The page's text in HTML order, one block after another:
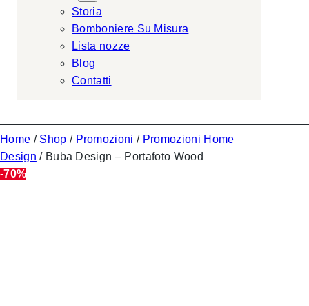
Storia
Bomboniere Su Misura
Lista nozze
Blog
Contatti
Home / Shop / Promozioni / Promozioni Home
Design / Buba Design – Portafoto Wood
-70%